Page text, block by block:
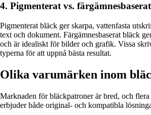
4. Pigmenterat vs.
Pigmenterat bläck ger skarpa, vattenfasta
text och dokument. Färgämnesbaserat bläck
och är idealiskt för bilder och grafik. Vissa
typerna för att uppnå bästa resultat.
Olika varumärken inom
Marknaden för bläckpatroner är bred, och
erbjuder både original- och kompatibla